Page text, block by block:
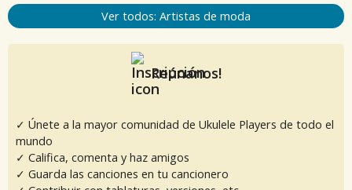
Ver todos: Artistas de moda
Reúnanos!
✓ Únete a la mayor comunidad de Ukulele Players de todo el
mundo
✓ Califica, comenta y haz amigos
✓ Guarda las canciones en tu cancionero